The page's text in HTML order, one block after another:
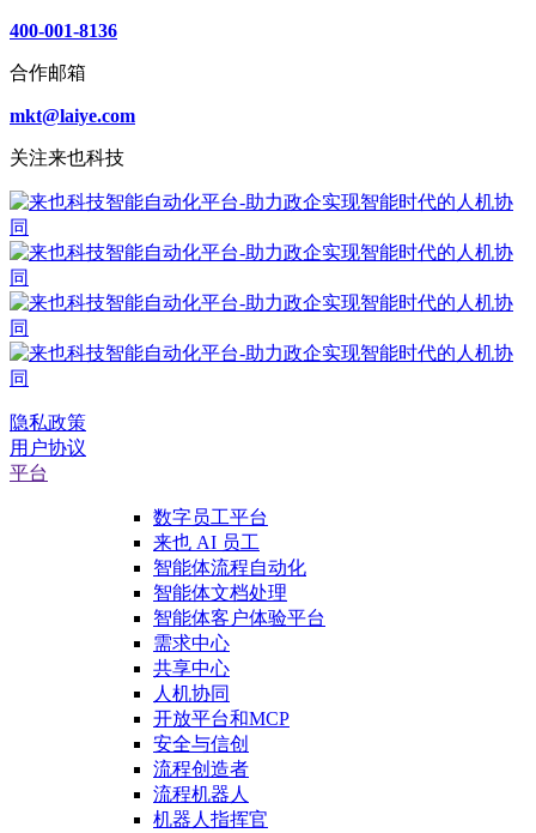
400-001-8136
合作邮箱
mkt@laiye.com
关注来也科技
隐私政策
用户协议
平台
数字员工平台
来也 AI 员工
智能体流程自动化
智能体文档处理
智能体客户体验平台
需求中心
共享中心
人机协同
开放平台和MCP
安全与信创
流程创造者
流程机器人
机器人指挥官